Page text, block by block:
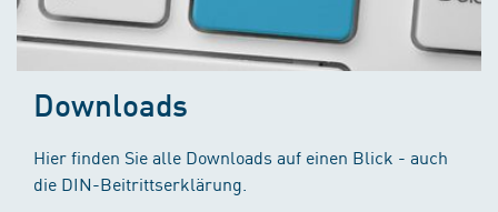
Downloads
Hier finden Sie alle Downloads auf einen Blick - auch
die DIN-Beitrittserklärung.